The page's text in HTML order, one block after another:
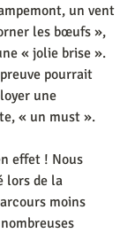
un vent
les bœufs »,
« jolie brise ».
pourrait
une
« un must ».
effet ! Nous
lors de la
moins